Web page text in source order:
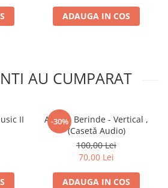
ADAUGA IN COS
AU CUMPARAT
II
-30%
Adrian Berinde - Vertical ,
(Casetă Audio)
100,00 Lei
70,00 Lei
ADAUGA IN COS